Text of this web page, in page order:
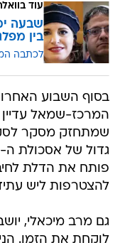
עוד
שבעה
בין
לכתבה
בסוף השבוע
המרכז-שמאל עדיין
שמתחזק מסקר
פותח את הדלת
להצטרפות ליש
גם מרב מיכאלי,
לוקחת את הזמן.